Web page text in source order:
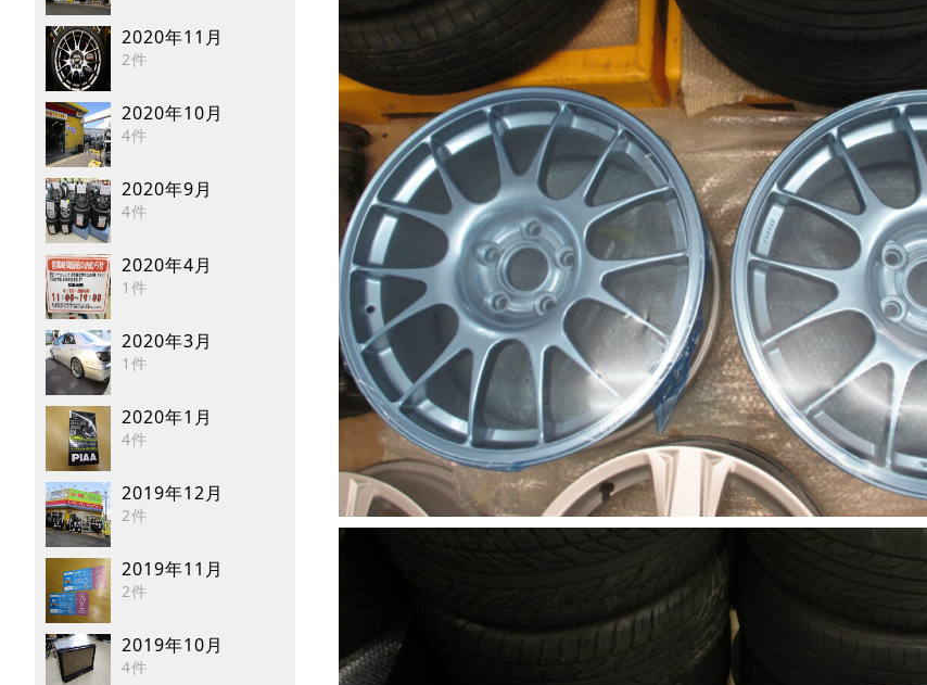
2020年11月
2件
2020年10月
4件
2020年9月
4件
2020年4月
1件
2020年3月
1件
2020年1月
4件
2019年12月
2件
2019年11月
2件
2019年10月
4件